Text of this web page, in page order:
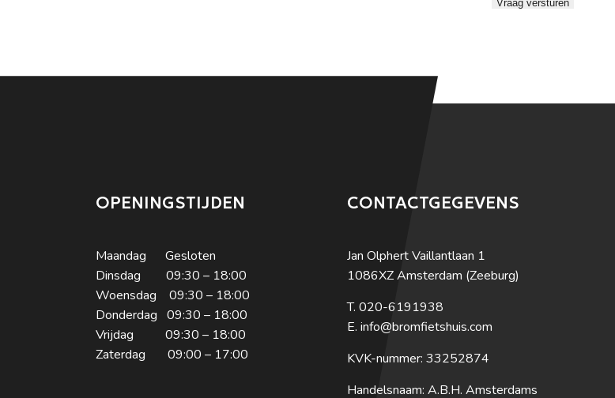
OPENINGSTIJDEN
Maandag Gesloten
Dinsdag 09:30 – 18:00
Woensdag 09:30 – 18:00
Donderdag 09:30 – 18:00
Vrijdag 09:30 – 18:00
Zaterdag 09:00 – 17:00
CONTACTGEGEVENS
Jan Olphert Vaillantlaan 1
1086XZ Amsterdam (Zeeburg)
020-6191938
info@bromfietshuis.com
KVK-nummer: 33252874
Handelsnaam: A.B.H. Amsterdams